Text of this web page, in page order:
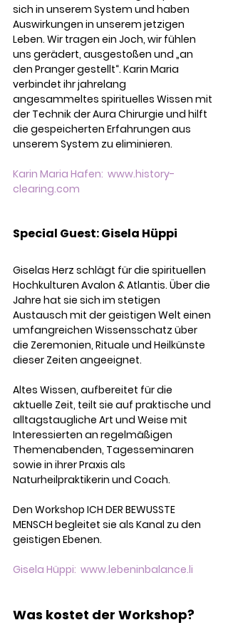
sich in unserem System und haben
Auswirkungen in unserem jetzigen
Leben. Wir tragen ein Joch, wir fühlen
uns gerädert, ausgestoßen und „an
den Pranger gestellt“. Karin Maria
verbindet ihr jahrelang
angesammeltes spirituelles Wissen mit
der Technik der Aura Chirurgie und hilft
die gespeicherten Erfahrungen aus
unserem System zu eliminieren.
Karin Maria Hafen: www.history-
clearing.com
Special Guest: Gisela Hüppi
Giselas Herz schlägt für die spirituellen
Hochkulturen Avalon & Atlantis. Über die
Jahre hat sie sich im stetigen
Austausch mit der geistigen Welt einen
umfangreichen Wissensschatz über
die Zeremonien, Rituale und Heilkünste
dieser Zeiten angeeignet.
Altes Wissen, aufbereitet für die
aktuelle Zeit, teilt sie auf praktische und
alltagstaugliche Art und Weise mit
Interessierten an regelmäßigen
Themenabenden, Tagesseminaren
sowie in ihrer Praxis als
Naturheilpraktikerin und Coach.
Den Workshop ICH DER BEWUSSTE
MENSCH begleitet sie als Kanal zu den
geistigen Ebenen.
Gisela Hüppi: www.lebeninbalance.li
Was kostet der Workshop?